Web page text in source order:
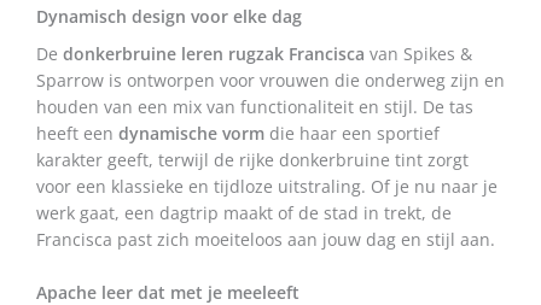
Dynamisch design voor elke dag
De donkerbruine leren rugzak Francisca van Spikes &
Sparrow is ontworpen voor vrouwen die onderweg zijn en
houden van een mix van functionaliteit en stijl. De tas
heeft een dynamische vorm die haar een sportief
karakter geeft, terwijl de rijke donkerbruine tint zorgt
voor een klassieke en tijdloze uitstraling. Of je nu naar je
werk gaat, een dagtrip maakt of de stad in trekt, de
Francisca past zich moeiteloos aan jouw dag en stijl aan.
Apache leer dat met je meeleeft